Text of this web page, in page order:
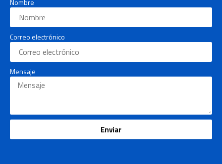
Nombre
Correo electrónico
Mensaje
Enviar